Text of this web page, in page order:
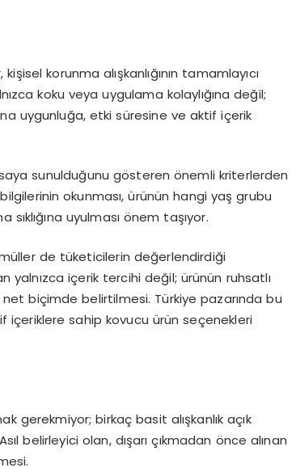
korunma alışkanlığının tamamlayıcı
koku veya uygulama kolaylığına değil;
uygunluğa, etki süresine ve aktif içerik
sunulduğunu gösteren önemli kriterlerden
okunması, ürünün hangi yaş grubu
uyulması önem taşıyor.
de tüketicilerin değerlendirdiği
yalnızca içerik tercihi değil; ürünün ruhsatlı
net biçimde belirtilmesi. Türkiye pazarında bu
içeriklere sahip kovucu ürün seçenekleri
gerekmiyor; birkaç basit alışkanlık açık
belirleyici olan, dışarı çıkmadan önce alınan